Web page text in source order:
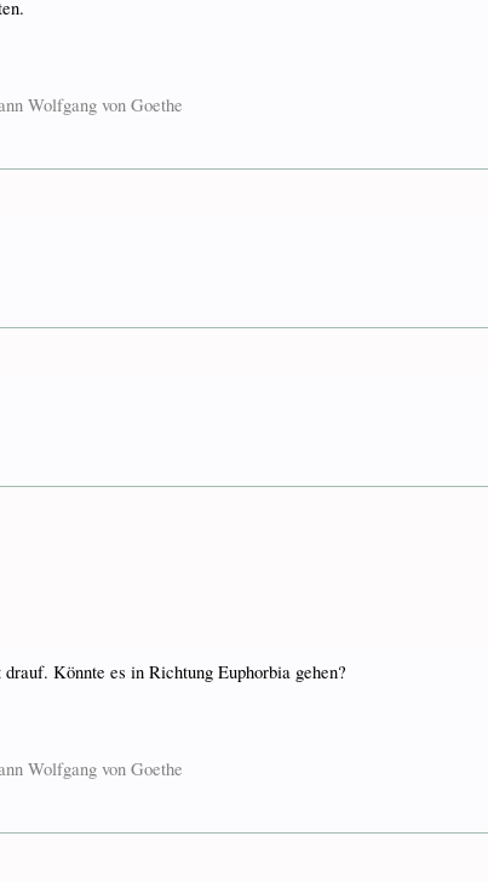
Wolfgang von Goethe
Könnte es in Richtung Euphorbia gehen?
Wolfgang von Goethe